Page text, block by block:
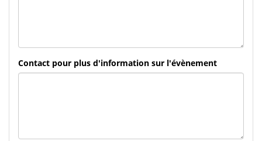
Contact pour plus d'information sur l'évènement